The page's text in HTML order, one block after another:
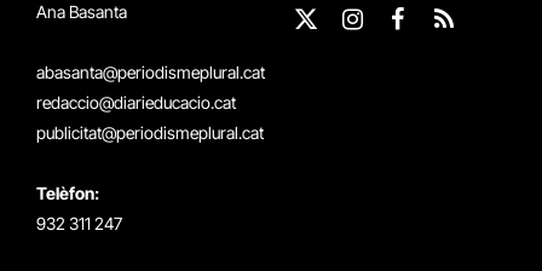
Ana Basanta
abasanta@periodismeplural.cat
redaccio@diarieducacio.cat
publicitat@periodismeplural.cat
Telèfon:
932 311 247
X
Instagram
Facebook
RSS